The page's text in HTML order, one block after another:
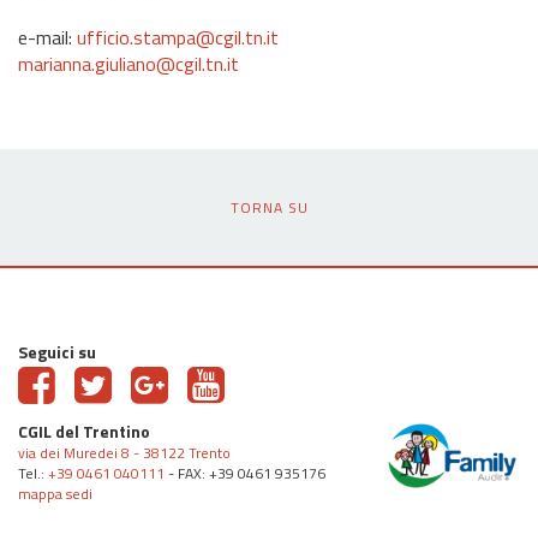
e-mail: ufficio.stampa@cgil.tn.it
marianna.giuliano@cgil.tn.it
TORNA SU
Seguici su
CGIL del Trentino
via dei Muredei 8 - 38122 Trento
Tel.: +39 0461 040111 - FAX: +39 0461 935176
mappa sedi